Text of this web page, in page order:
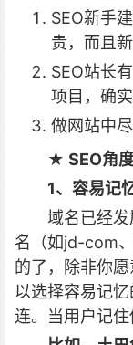
SEO新手
贵，而且
SEO站长
项目，确实
做网站中
★ SEO角
1、容易记
域名已经
名（如jd-com
的了，除非你
以选择容易记
连。当用户记住